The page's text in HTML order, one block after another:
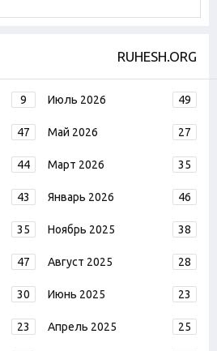
RUHESH.ORG
9 Июль 2026 49
47 Май 2026 27
44 Март 2026 35
43 Январь 2026 46
35 Ноябрь 2025 38
47 Август 2025 28
30 Июнь 2025 23
23 Апрель 2025 25